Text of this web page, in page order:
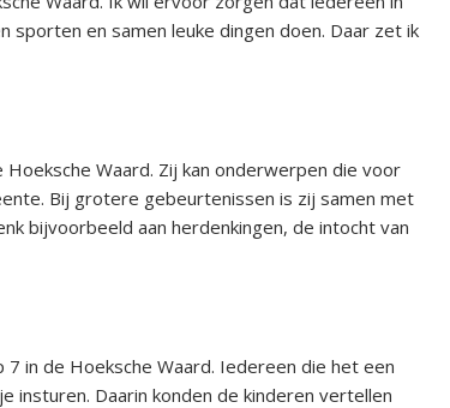
sporten en samen leuke dingen doen. Daar zet ik
Waard. Zij kan onderwerpen die voor
Bij grotere gebeurtenissen is zij samen met
bijvoorbeeld aan herdenkingen, de intocht van
in de Hoeksche Waard. Iedereen die het een
insturen. Daarin konden de kinderen vertellen